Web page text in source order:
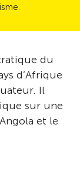
du
d’Afrique
Il
sur une
et le